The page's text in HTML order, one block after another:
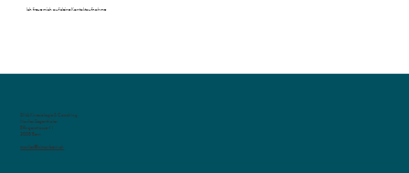
Ich freue mich auf deine Kontaktaufnahme
SIMA Kinesiologie & Coaching
Marlies Siegenthaler
Effingerstrasse 41
3008 Bern
marlies@sima-bern.ch